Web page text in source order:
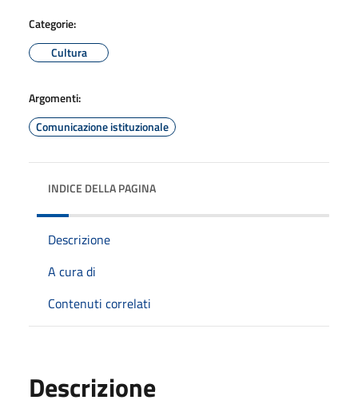
Categorie:
Cultura
Argomenti:
Comunicazione istituzionale
INDICE DELLA PAGINA
Descrizione
A cura di
Contenuti correlati
Descrizione